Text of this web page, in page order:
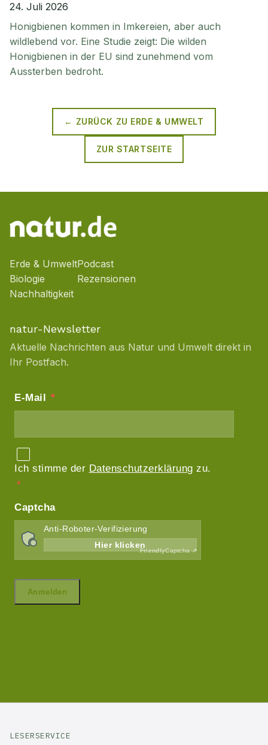
24. Juli 2026
Honigbienen kommen in Imkereien, aber auch
wildlebend vor. Eine Studie zeigt: Die wilden
Honigbienen in der EU sind zunehmend vom
Aussterben bedroht.
← ZURÜCK ZU ERDE & UMWELT
ZUR STARTSEITE
Erde & Umwelt
Biologie
Nachhaltigkeit
Podcast
Rezensionen
natur-Newsletter
Aktuelle Nachrichten aus Natur und Umwelt direkt in
Ihr Postfach.
LESERSERVICE